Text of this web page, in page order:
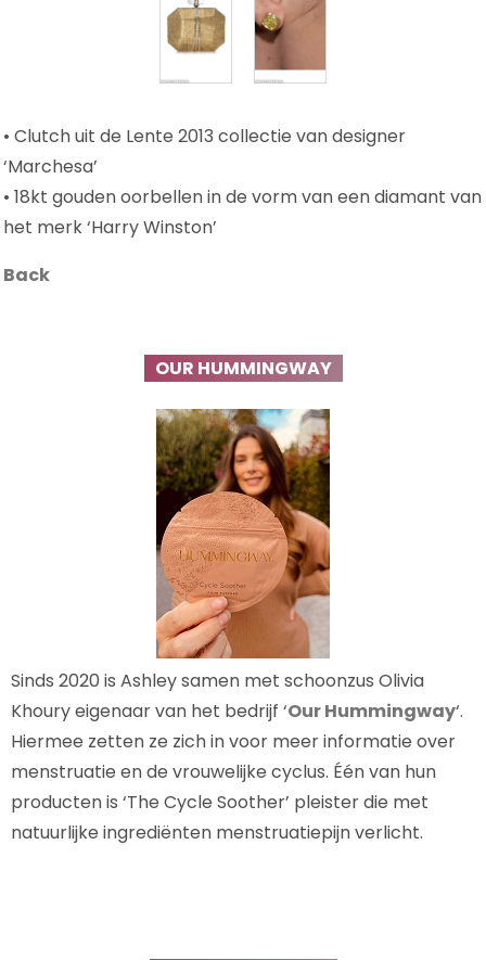
• Clutch uit de Lente 2013 collectie van designer
‘Marchesa’
• 18kt gouden oorbellen in de vorm van een diamant van
het merk ‘Harry Winston’
Back
OUR HUMMINGWAY
Sinds 2020 is Ashley samen met schoonzus Olivia
Khoury eigenaar van het bedrijf ‘Our Hummingway‘.
Hiermee zetten ze zich in voor meer informatie over
menstruatie en de vrouwelijke cyclus. Één van hun
producten is ‘The Cycle Soother’ pleister die met
natuurlijke ingrediënten menstruatiepijn verlicht.